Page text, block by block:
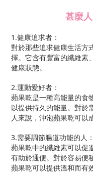
甚麼
1.健康追求者：
對於那些追求健康生活方
擇。它含有豐富的纖維素
健康狀態。
2.運動愛好者：
蘋果乾是一種高能量的食
以提供持久的能量。對於
人來說，沖泡蘋果乾可以
3.需要調節腸道功能的人：
蘋果乾中的纖維素可以促
有助於通便。對於容易便
蘋果乾可以提供溫和而有